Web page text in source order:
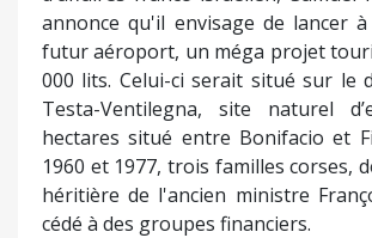
annonce qu'il envisage de lancer
futur aéroport, un méga projet
000 lits. Celui-ci serait situé sur le
Testa-Ventilegna, site naturel
hectares situé entre Bonifacio et
1960 et 1977, trois familles corses,
héritière de l'ancien ministre
cédé à des groupes financiers.